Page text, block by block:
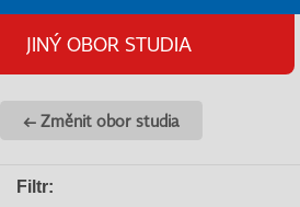
JINÝ OBOR STUDIA
← Změnit obor studia
Filtr: